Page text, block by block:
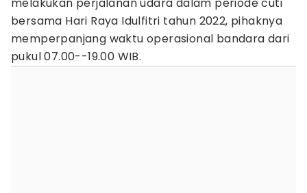
bersama Hari Raya Idulfitri tahun 2022, pihaknya
memperpanjang waktu operasional bandara dari
pukul 07.00--19.00 WIB.